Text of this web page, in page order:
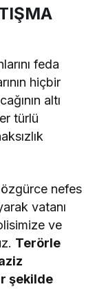
feda
hiçbir
altı
türlü
nefes
vatanı
ve
Terörle
şekilde